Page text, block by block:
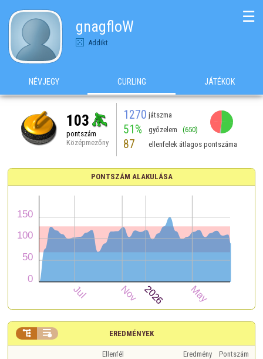
gnagfloW
Addikt
☰
NÉVJEGY CURLING JÁTÉKOK
103
pontszám
Középmezőny
1270 játszma
51% győzelem (650)
87 ellenfelek átlagos pontszáma
PONTSZÁM ALAKULÁSA
EREDMÉNYEK
 
Ellenfél Eredmény
Pontszám